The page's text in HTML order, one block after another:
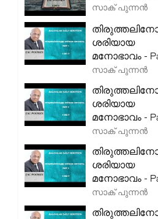
സാക് പുന്നൻ
ശരിയായ
മനോഭാവം -
സാക് പുന്നൻ
ശരിയായ
മനോഭാവം -
സാക് പുന്നൻ
ശരിയായ
മനോഭാവം -
സാക് പുന്നൻ